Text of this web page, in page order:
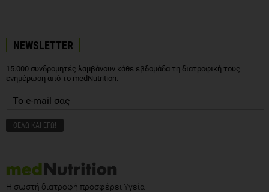
NEWSLETTER
15.000 συνδρομητές λαμβάνουν κάθε εβδομάδα τη διατροφική τους
ενημέρωση από το medNutrition.
Η σωστή διατροφή προσφέρει Υγεία